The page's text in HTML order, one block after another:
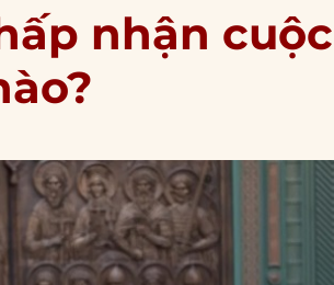
nhận cuộc